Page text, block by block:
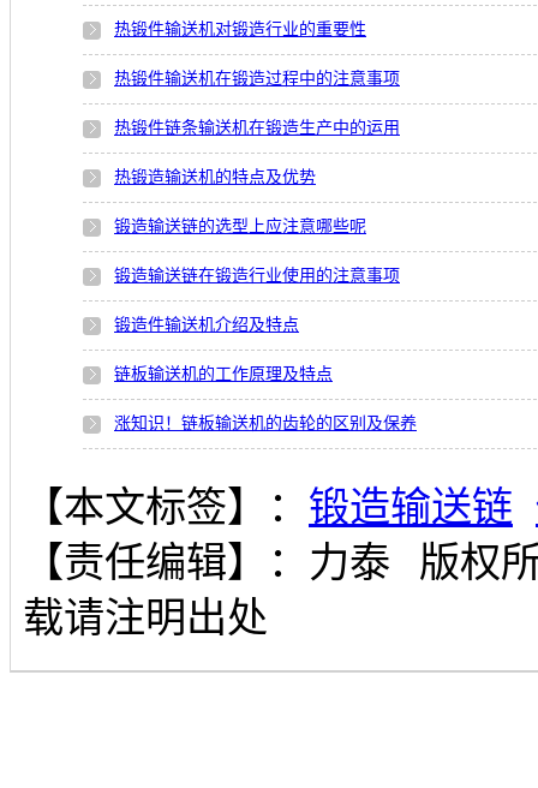
热锻件输送机对锻造行业的重要性
热锻件输送机在锻造过程中的注意事项
热锻件链条输送机在锻造生产中的运用
热锻造输送机的特点及优势
锻造输送链的选型上应注意哪些呢
锻造输送链在锻造行业使用的注意事项
锻造件输送机介绍及特点
链板输送机的工作原理及特点
涨知识！链板输送机的齿轮的区别及保养
【本文标签】： 锻造输送链
【责任编辑】： 力泰
版权
载请注明出处